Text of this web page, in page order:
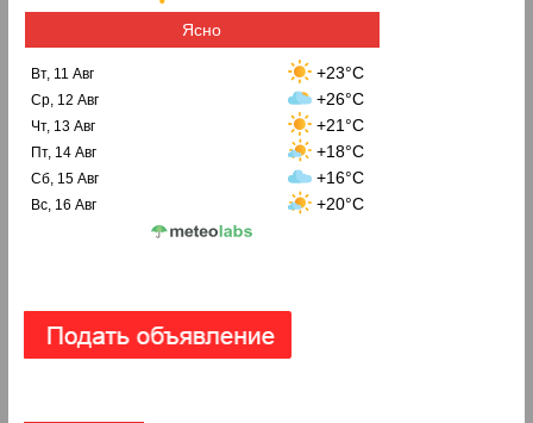
Ясно
Вт, 11 Авг +23°C
Ср, 12 Авг +26°C
Чт, 13 Авг +21°C
Пт, 14 Авг +18°C
Сб, 15 Авг +16°C
Вс, 16 Авг +20°C